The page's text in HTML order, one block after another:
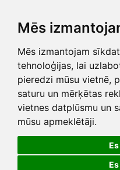
Mēs
Mēs izmantojam
tehnoloģijas, lai
pieredzi mūsu vietnē,
saturu un mērķētas
vietnes datplūsmu un
mūsu apmeklētāji.